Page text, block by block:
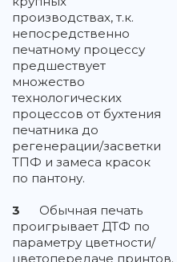
производствах, т.к.
непосредственно
печатному процессу
предшествует
множество
технологических
процессов от бухтения
печатника до
регенерации/засветки
ТПФ и замеса красок
по пантону.
3
Обычная печать
проигрывает ДТФ по
параметру цветности/
цветопередаче принтов.